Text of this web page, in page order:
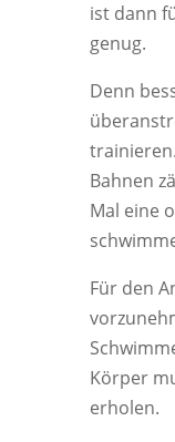
ist dann
genug.
Denn
Bahnen
Mal eine
Für den
Körper
erholen.